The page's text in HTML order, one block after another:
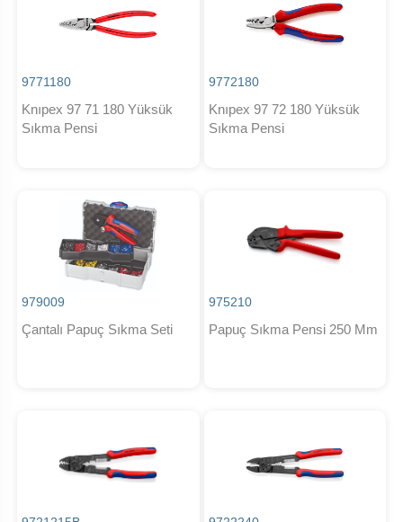
9771180
Knıpex 97 71 180 Yüksük
Sıkma Pensi
9772180
Knıpex 97 72 180 Yüksük
Sıkma Pensi
979009
Çantalı Papuç Sıkma Seti
975210
Papuç Sıkma Pensi 250 Mm